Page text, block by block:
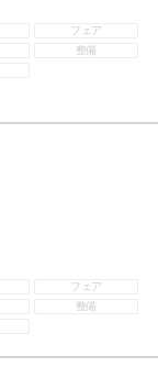
フェア
整備
フェア
整備